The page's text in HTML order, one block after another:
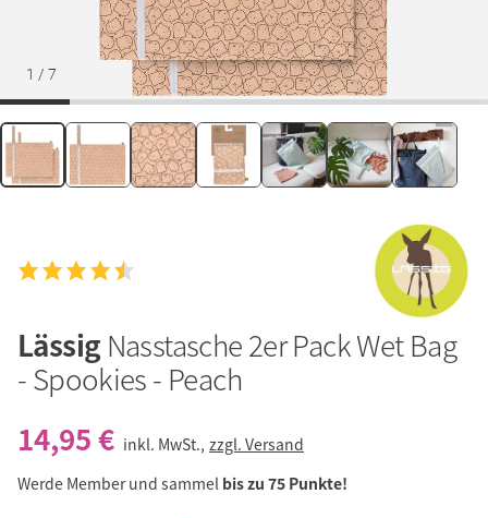
1 / 7
Lässig Nasstasche 2er Pack Wet Bag
- Spookies - Peach
14,95 € inkl. MwSt., zzgl. Versand
Werde Member und sammel bis zu 75 Punkte!